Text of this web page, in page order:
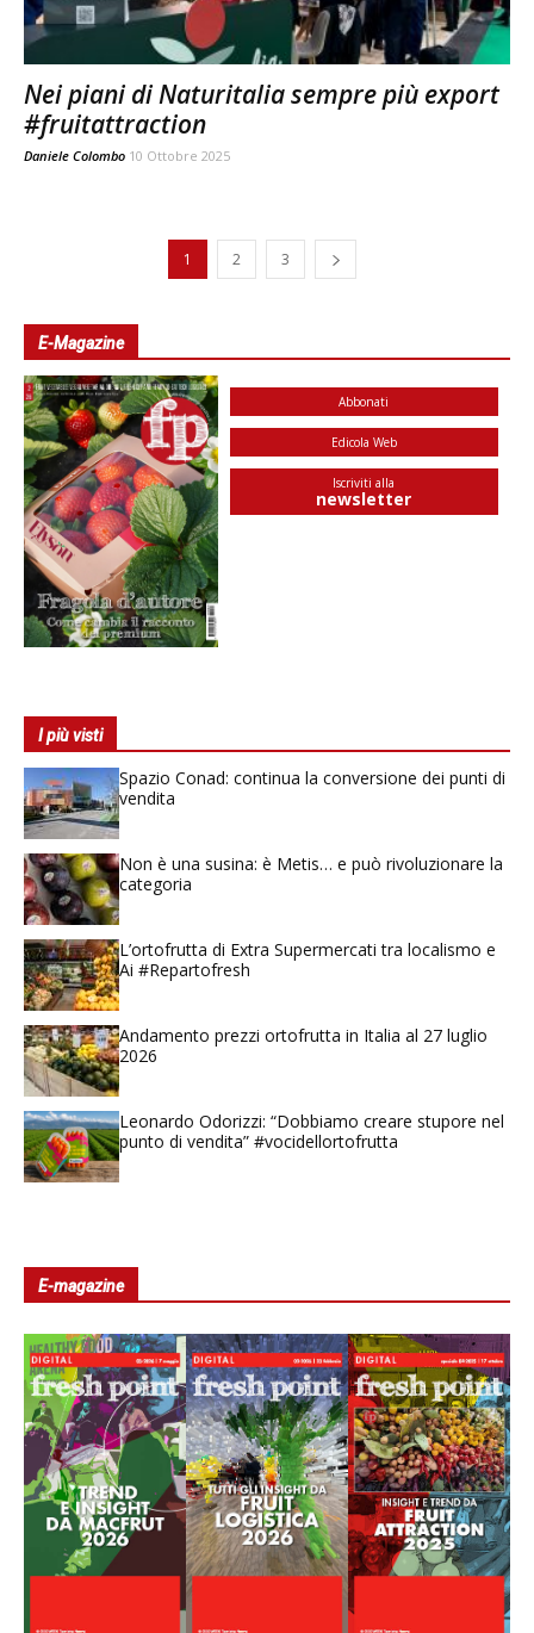
Nei piani di Naturitalia sempre più export
#fruitattraction
Daniele Colombo 10 Ottobre 2025
1 2 3
E-Magazine
Abbonati
Edicola Web
Iscriviti alla
newsletter
I più visti
Spazio Conad: continua la conversione dei punti di
vendita
Non è una susina: è Metis… e può rivoluzionare la
categoria
L’ortofrutta di Extra Supermercati tra localismo e
Ai #Repartofresh
Andamento prezzi ortofrutta in Italia al 27 luglio
2026
Leonardo Odorizzi: “Dobbiamo creare stupore nel
punto di vendita” #vocidellortofrutta
E-magazine